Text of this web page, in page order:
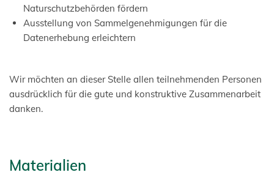
Naturschutzbehörden fördern
Ausstellung von Sammelgenehmigungen für die
Datenerhebung erleichtern
Wir möchten an dieser Stelle allen teilnehmenden Personen
ausdrücklich für die gute und konstruktive Zusammenarbeit
danken.
Materialien